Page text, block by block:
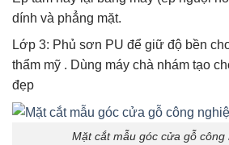
dính và phẳng mặt.
Lớp 3: Phủ sơn PU để giữ độ bền
thẩm mỹ . Dùng máy chà nhám tạo
đẹp
Mặt cắt mẫu góc cửa gỗ công